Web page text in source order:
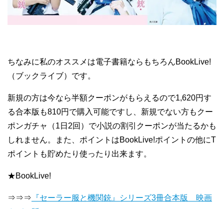
ちなみに私のオススメは電子書籍ならもちろんBookLive!
（ブックライブ）です。
新規の方は今なら半額クーポンがもらえるので1,620円す
る合本版も810円で購入可能ですし、新規でない方もクー
ポンガチャ（1日2回）で小説の割引クーポンが当たるかも
しれません。また、ポイントはBookLive!ポイントの他にT
ポイントも貯めたり使ったり出来ます。
★BookLive!
⇒⇒⇒ 『セーラー服と機関銃』シリーズ3冊合本版 映画